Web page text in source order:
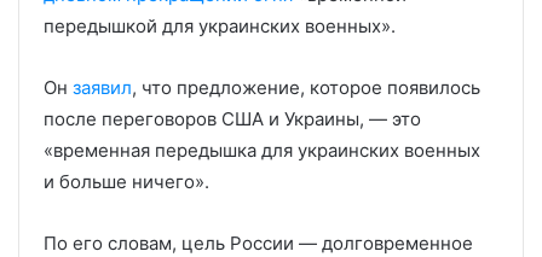
передышкой для украинских военных».
Он заявил, что предложение, которое появилось
после переговоров США и Украины, — это
«временная передышка для украинских военных
и больше ничего».
По его словам, цель России — долговременное